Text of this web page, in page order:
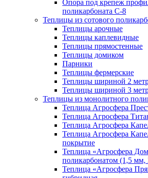
Опора под крепеж
поликарбоната С-8
Теплицы из сотового
Теплицы арочные
Теплицы каплевидные
Теплицы прямостенные
Теплицы домиком
Парники
Теплицы фермерские
Теплицы шириной 2
Теплицы шириной 3
Теплицы из монолитного
Теплица Агросфера
Теплица Агросфера
Теплица Агросфера
Теплица Агросфера
покрытие
Теплица «Агросфера
поликарбонатом (1,5
Теплица «Агросфера